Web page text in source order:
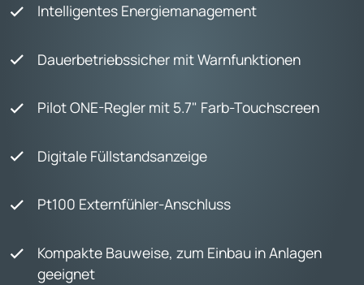
Intelligentes Energiemanagement
Dauerbetriebssicher mit Warnfunktionen
Pilot ONE-Regler mit 5.7" Farb-Touchscreen
Digitale Füllstandsanzeige
Pt100 Externfühler-Anschluss
Kompakte Bauweise, zum Einbau in Anlagen
geeignet